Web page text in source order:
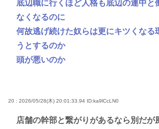
底辺職に行くほど人格も底辺の連中と
なくなるのに
何故逃げ続けた奴らは更にキツくなる
うとするのか
頭が悪いのか
20 : 2026/05/28(木) 20:01:33.94 ID:ka9lCcLN0
店舗の幹部と繋がりがあるなら別だが